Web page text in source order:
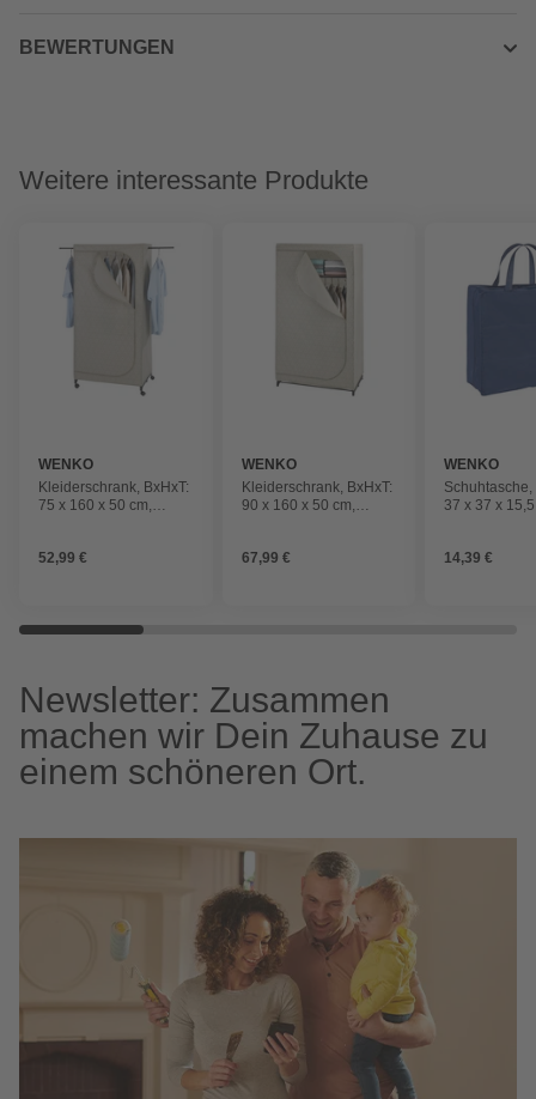
BEWERTUNGEN
Weitere interessante Produkte
WENKO
Kleiderschrank, BxHxT:
75 x 160 x 50 cm,
52,99 €
WENKO
Kleiderschrank, BxHxT:
90 x 160 x 50 cm,
67,99 €
WENKO
Schuhtasche,
37 x 37 x
14,39 €
Newsletter: Zusammen
machen wir Dein Zuhause zu
einem schöneren Ort.